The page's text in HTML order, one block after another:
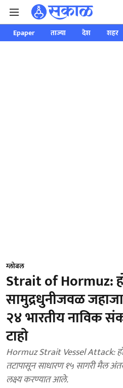
Epaper ताज्या देश शहर
ग्लोबल
Strait of Hormuz:
सामुद्रधुनीजवळ
२४ भारतीय नाविक
टाहो
Hormuz Strait Vessel Attack:
तटापासून साधारण १५ सागरी मैल
लक्ष्य करण्यात आले.